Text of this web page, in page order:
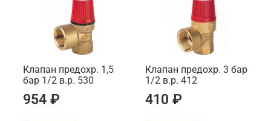
Клапан предохр. 1,5
бар 1/2 в.р. 530
954 ₽
Клапан предохр. 3 бар
1/2 в.р. 412
410 ₽